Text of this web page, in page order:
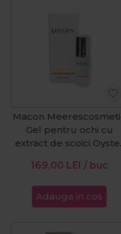
Macon
Gel pentru ochi cu
extract de scoici
169,00 LEI / buc
Adauga in cos